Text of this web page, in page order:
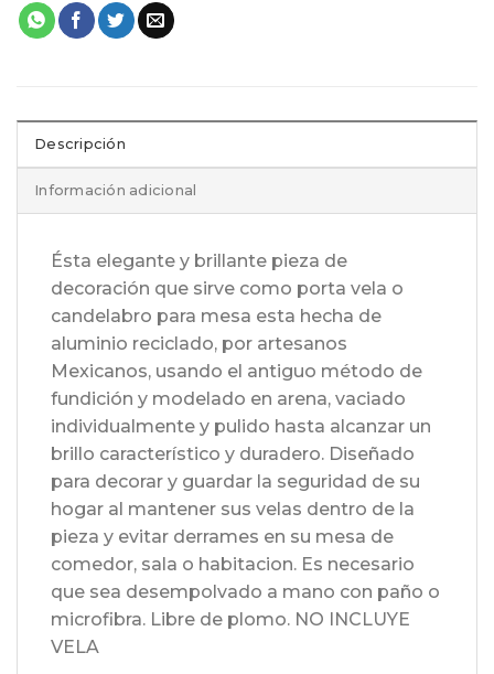
Descripción
Información adicional
Ésta elegante y brillante pieza de
decoración que sirve como porta vela o
candelabro para mesa esta hecha de
aluminio reciclado, por artesanos
Mexicanos, usando el antiguo método de
fundición y modelado en arena, vaciado
individualmente y pulido hasta alcanzar un
brillo característico y duradero. Diseñado
para decorar y guardar la seguridad de su
hogar al mantener sus velas dentro de la
pieza y evitar derrames en su mesa de
comedor, sala o habitacion. Es necesario
que sea desempolvado a mano con paño o
microfibra. Libre de plomo. NO INCLUYE
VELA